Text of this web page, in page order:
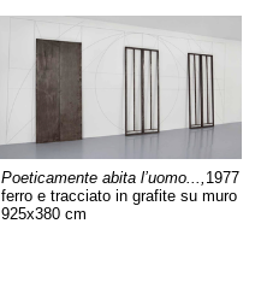
Poeticamente abita l’uomo..., 1977
ferro e tracciato in grafite su muro
925x380 cm